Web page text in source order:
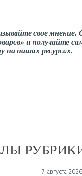
свое мнение.
и получайте
на наших ресурсах.
7 августа 2026